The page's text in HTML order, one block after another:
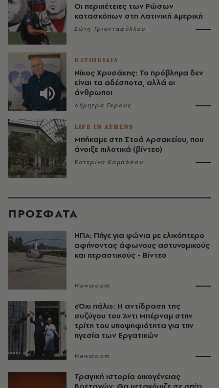
Οι περιπέτειες των Ρώσων
κατασκόπων στη Λατινική Αμερική
Σώτη Τριανταφύλλου
ΚΑΤΟΙΚΙΔΙΑ
Νίκος Χρυσάκης: Το πρόβλημα δεν
είναι τα αδέσποτα, αλλά οι
άνθρωποι
Δήμητρα Γκρους
LIFE IN ATHENS
Μπήκαμε στη Στοά Αρσακείου, που
άνοιξε πιλοτικά (βίντεο)
Κατερίνα Καμπόσου
ΠΡΟΣΦΑΤΑ
ΗΠΑ: Πήγε για ψώνια με ελικόπτερο
αφήνοντας άφωνους αστυνομικούς
και περαστικούς - Βίντεο
Newsroom
«Όχι πάλι»: Η αντίδραση της
συζύγου του Άντι Μπέρναμ στην
τρίτη του υποψηφιότητα για την
ηγεσία των Εργατικών
Newsroom
Τραγική ιστορία οικογένειας